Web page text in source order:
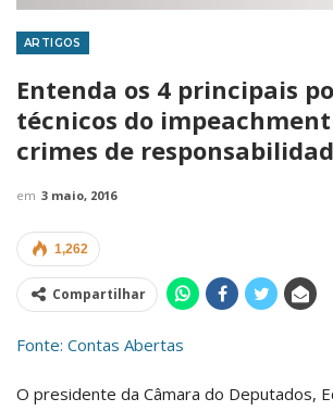
ARTIGOS
Entenda os 4 principais
técnicos do impeachment
crimes de
em 3 maio, 2016
1,262
Compartilhar
Fonte: Contas Abertas
O presidente da Câmara do Deputados,